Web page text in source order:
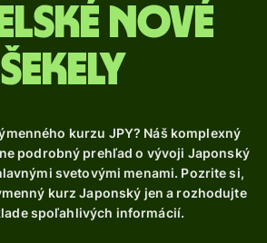
nové
šekely
kurzu JPY? Náš komplexný
podrobný prehľad o vývoji Japonský
svetovými menami. Pozrite si,
kurz Japonský jen a rozhodujte
spoľahlivých informácií.